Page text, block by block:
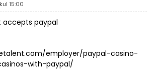
15:00
accepts paypal
employer/paypal-casino-
with-paypal/